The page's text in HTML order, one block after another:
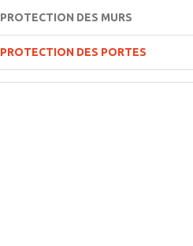
PROTECTION DES MURS
PROTECTION DES PORTES